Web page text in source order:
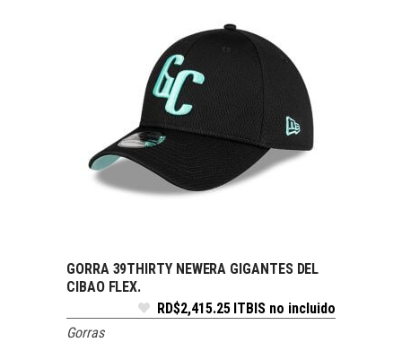
SELECCIONAR OPCIONES
GORRA 39THIRTY NEWERA GIGANTES DEL
CIBAO FLEX.
RD$2,415.25 ITBIS no incluido
Gorras